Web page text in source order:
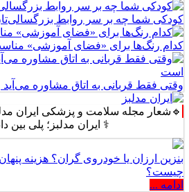
کودکی شما چه بر سر روابط
کدام رنگ‌ها برای «فضای آموزشی»
وقتی فقط قربانی به اتاق مشاوره
🔹شعار مجله سلامت و پزشکی ایران
⚕️ ایران مدلبز؛ پلی بین دانش
بنزین ارزان یا خودروی گران؟ هزینه
چیست؟
ادامه ...